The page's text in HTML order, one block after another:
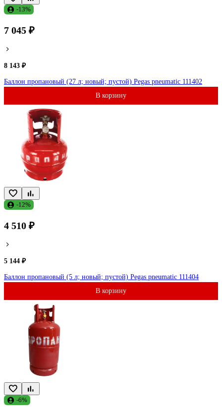
-13%
7 045 ₽
8 143 ₽
Баллон пропановый (27 л; новый; пустой) Pegas pneumatic 111402
В корзину
-12%
4 510 ₽
5 144 ₽
Баллон пропановый (5 л; новый; пустой) Pegas pneumatic 111404
В корзину
-6%